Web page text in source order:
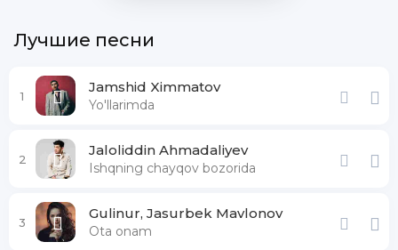
Лучшие песни
1
Jamshid Ximmatov
Yo'llarimda
2
Jaloliddin Ahmadaliyev
Ishqning chayqov bozorida
3
Gulinur, Jasurbek Mavlonov
Ota onam